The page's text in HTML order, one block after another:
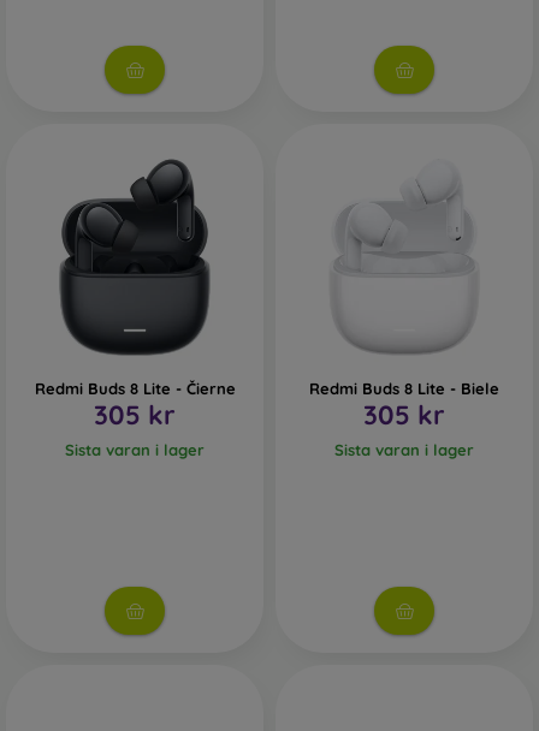
Redmi Buds 8 Lite - Čierne
305 kr
Sista varan i lager
Redmi Buds 8 Lite - Biele
305 kr
Sista varan i lager